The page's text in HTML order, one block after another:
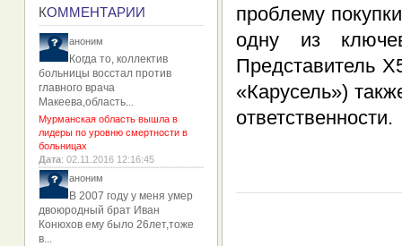
проблему
одну из
Представитель
«Карусель»)
ответственности.
КОММЕНТАРИИ
аноним
Когда то, коллектив
больницы восстал против
главного врача
Макеева,область...
Мурманская область вышла в
лидеры по уровню смертности в
больницах
Дата: 02.11.2016 12:16:45
аноним
В 2007 году у меня умер
двоюродный брат Иван
Конюхов ему было 26лет,тоже
в...